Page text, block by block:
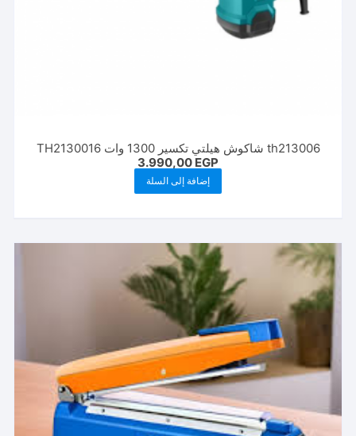
th213006 شاكوش هيلتي تكسير 1300 وات TH2130016
3.990,00 EGP
إضافة إلى السلة